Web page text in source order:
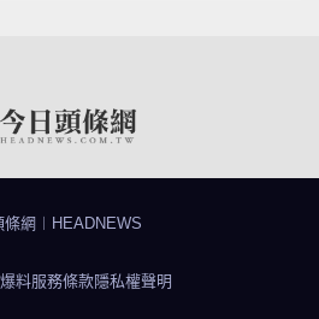
條網︱HEADNEWS
料服務條款隱私權聲明